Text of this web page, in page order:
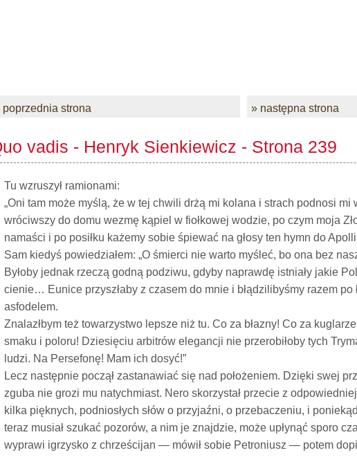
poprzednia strona » następna strona
vadis - Henryk Sienkiewicz - Strona 239
Tu wzruszył ramionami:
„Oni tam może myślą, że w tej chwili drżą mi kolana i strach podnosi mi
wróciwszy do domu wezmę kąpiel w fiołkowej wodzie, po czym moja
namaści i po posiłku każemy sobie śpiewać na głosy ten hymn do
Sam kiedyś powiedziałem: „O śmierci nie warto myśleć, bo ona bez
Byłoby jednak rzeczą godną podziwu, gdyby naprawdę istniały jakie
cienie… Eunice przyszłaby z czasem do mnie i błądzilibyśmy razem po
asfodelem.
Znalazłbym też towarzystwo lepsze niż tu. Co za błazny! Co za
smaku i poloru! Dziesięciu arbitrów elegancji nie przerobiłoby tych
ludzi. Na Persefonę! Mam ich dosyć!”
Lecz następnie począł zastanawiać się nad położeniem. Dzięki swej
zguba nie grozi mu natychmiast. Nero skorzystał przecie z
kilka pięknych, podniosłych słów o przyjaźni, o przebaczeniu, i
teraz musiał szukać pozorów, a nim je znajdzie, może upłynąć sporo
wyprawi igrzysko z chrześcijan — mówił sobie Petroniusz — potem